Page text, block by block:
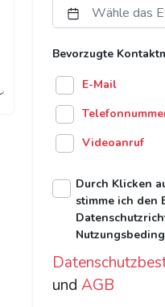
Bevorzugte
E-Mail
Videoanruf
Durch Klicken
stimme ich den
und AGB